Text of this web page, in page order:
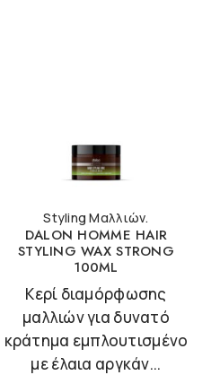
Styling Μαλλιών.
DALON HOMME HAIR
STYLING WAX STRONG
100ML
Κερί διαμόρφωσης
μαλλιών για δυνατό
κράτημα εμπλουτισμένο
με έλαια αργκάν...